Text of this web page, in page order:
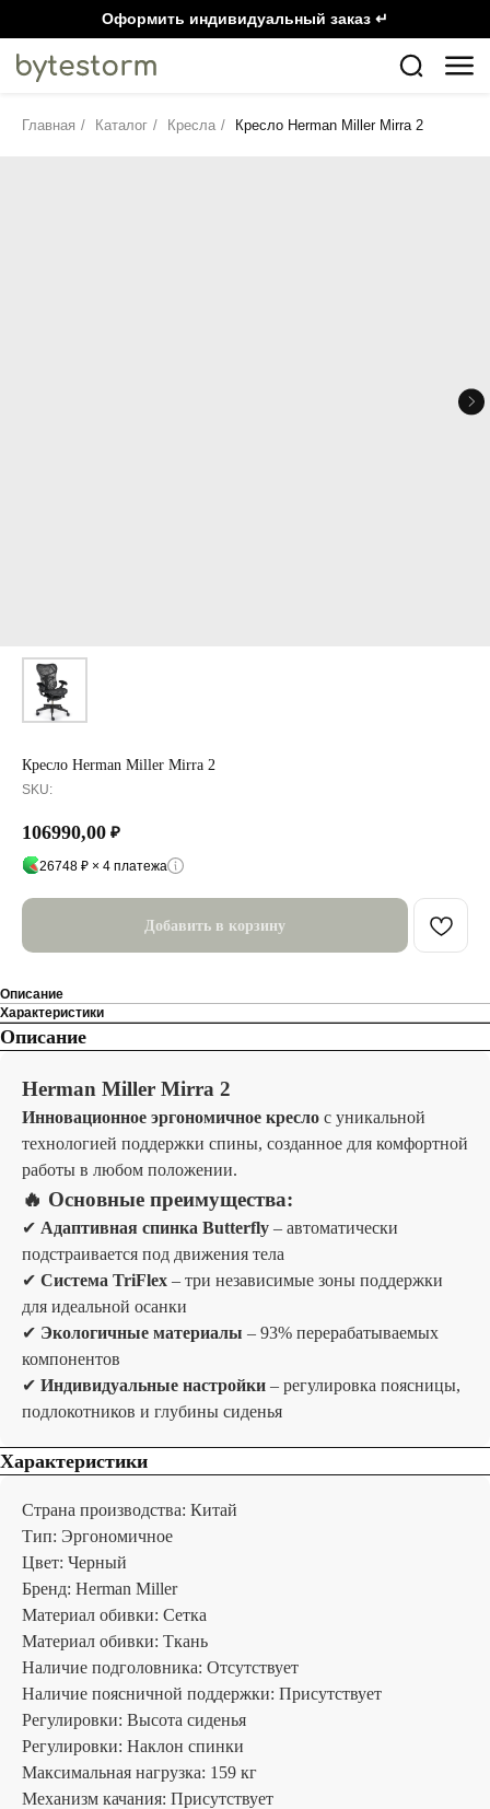
Оформить индивидуальный заказ ↵
Главная / Каталог / Кресла / Кресло Herman Miller Mirra 2
Кресло Herman Miller Mirra 2
SKU:
106990,00 ₽
26748 ₽ × 4 платежа
Добавить в корзину
Описание
Характеристики
Описание
Herman Miller Mirra 2
Инновационное эргономичное кресло с уникальной
технологией поддержки спины, созданное для комфортной
работы в любом положении.
🔥 Основные преимущества:
✔ Адаптивная спинка Butterfly – автоматически
подстраивается под движения тела
✔ Система TriFlex – три независимые зоны поддержки
для идеальной осанки
✔ Экологичные материалы – 93% перерабатываемых
компонентов
✔ Индивидуальные настройки – регулировка поясницы,
подлокотников и глубины сиденья
Характеристики
Страна производства: Китай
Тип: Эргономичное
Цвет: Черный
Бренд: Herman Miller
Материал обивки: Сетка
Материал обивки: Ткань
Наличие подголовника: Отсутствует
Наличие поясничной поддержки: Присутствует
Регулировки: Высота сиденья
Регулировки: Наклон спинки
Максимальная нагрузка: 159 кг
Механизм качания: Присутствует